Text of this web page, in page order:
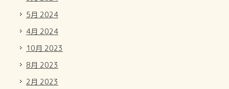
5月 2024
4月 2024
10月 2023
8月 2023
2月 2023